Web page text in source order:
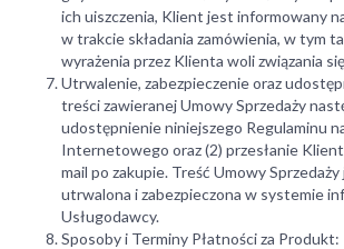
ich uiszczenia, Klient jest informowany
w trakcie składania zamówienia, w tym
wyrażenia przez Klienta woli związania
Utrwalenie, zabezpieczenie oraz
treści zawieranej Umowy Sprzedaży
udostępnienie niniejszego Regulaminu
Internetowego oraz (2) przesłanie
mail po zakupie. Treść Umowy
utrwalona i zabezpieczona w systemie
Usługodawcy.
Sposoby i Terminy Płatności za Produkt: